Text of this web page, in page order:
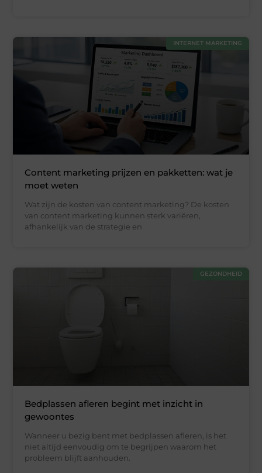
INTERNET MARKETING
Content marketing prijzen en pakketten: wat je
moet weten
Wat zijn de kosten van content marketing? De kosten
van content marketing kunnen sterk variëren,
afhankelijk van de strategie en
GEZONDHEID
Bedplassen afleren begint met inzicht in
gewoontes
Wanneer u bezig bent met bedplassen afleren, is het
niet altijd eenvoudig om te begrijpen waarom het
probleem blijft aanhouden.